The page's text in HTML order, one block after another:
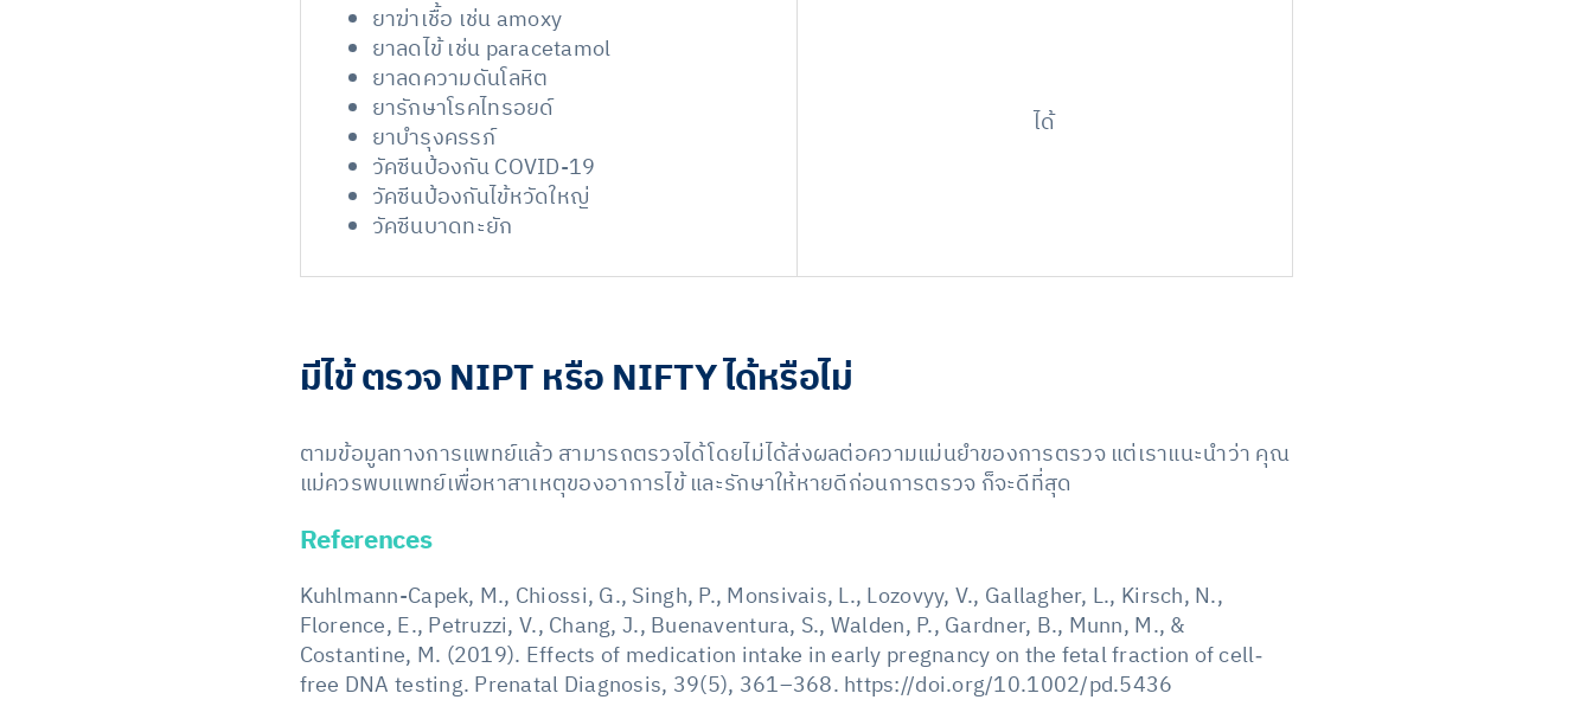
ยาฆ่าเชื้อ เช่น amoxy
ยาลดไข้ เช่น paracetamol
ยาลดความดันโลหิต
ยารักษาโรคไทรอยด์
ยาบำรุงครรภ์
วัคซีนป้องกัน COVID-19
วัคซีนป้องกันไข้หวัดใหญ่
วัคซีนบาดทะยัก
ได้
มีไข้ ตรวจ NIPT หรือ NIFTY ได้หรือไม่
ตามข้อมูลทางการแพทย์แล้ว สามารถตรวจได้โดยไม่ได้ส่งผลต่อความแม่นยำของการตรวจ แต่เราแนะนำว่า คุณ
แม่ควรพบแพทย์เพื่อหาสาเหตุของอาการไข้ และรักษาให้หายดีก่อนการตรวจ ก็จะดีที่สุด
References
Kuhlmann-Capek, M., Chiossi, G., Singh, P., Monsivais, L., Lozovyy, V., Gallagher, L., Kirsch, N.,
Florence, E., Petruzzi, V., Chang, J., Buenaventura, S., Walden, P., Gardner, B., Munn, M., &
Costantine, M. (2019). Effects of medication intake in early pregnancy on the fetal fraction of cell‐
free DNA testing. Prenatal Diagnosis, 39(5), 361–368. https://doi.org/10.1002/pd.5436